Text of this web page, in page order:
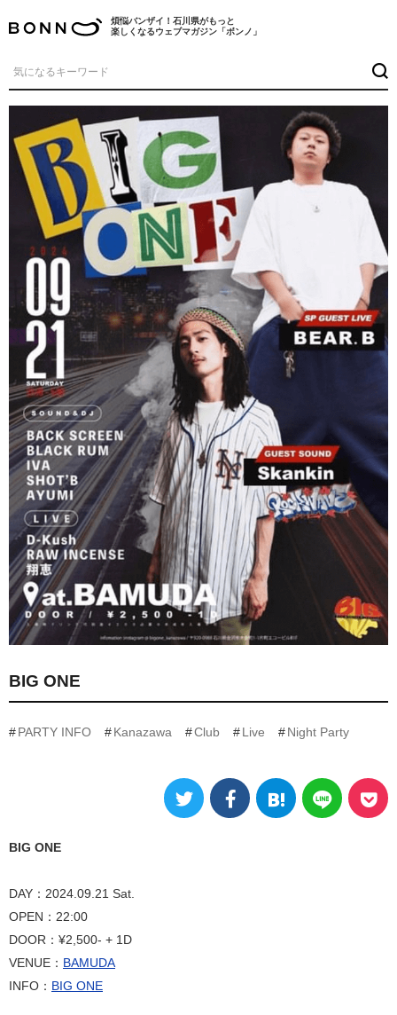
煩悩バンザイ！石川県がもっと
楽しくなるウェブマガジン「ボンノ」
BIG ONE
PARTY INFO Kanazawa Club Live Night Party
BIG ONE
DAY：2024.09.21 Sat.
OPEN：22:00
DOOR：¥2,500- + 1D
VENUE： BAMUDA
INFO： BIG ONE